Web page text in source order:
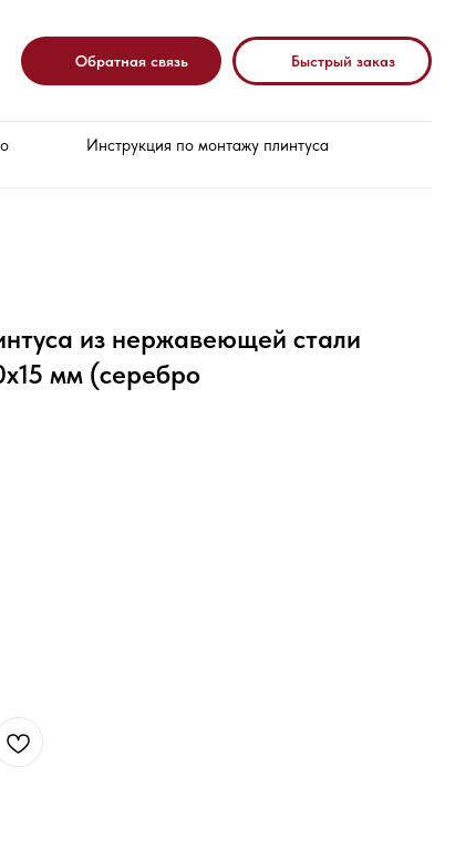
Обратная связь Быстрый заказ
Инструкция по монтажу плинтуса
из нержавеющей стали
мм (серебро